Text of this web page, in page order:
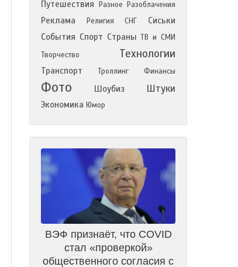
Путешествия
Разное Разоблачения
Реклама Религия СНГ
Сиськи
События Спорт Страны ТВ и СМИ
Творчество
Технологии
Транспорт Троллинг Финансы
Фото Шоубиз Штуки
Экономика Юмор
ВЭФ признаёт, что COVID
стал «проверкой»
общественного согласия с